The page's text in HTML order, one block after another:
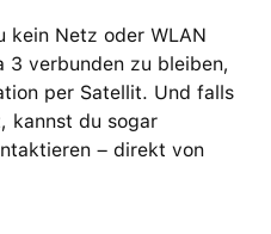
kein Netz oder WLAN
verbunden zu bleiben,
per Satellit. Und falls
kannst du sogar
– direkt von